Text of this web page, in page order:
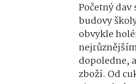
Početný
budovy
obvykle
dopoledne,
zboží. Od